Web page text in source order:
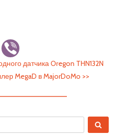
датчика Oregon THN132N
MegaD в MajorDoMo >>